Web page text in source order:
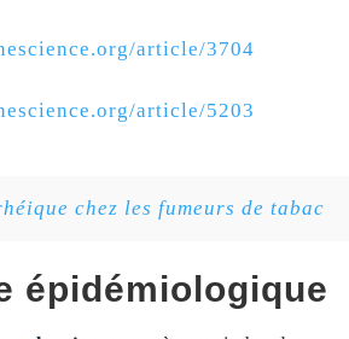
article/3704
article/5203
chez les fumeurs de tabac
épidémiologique